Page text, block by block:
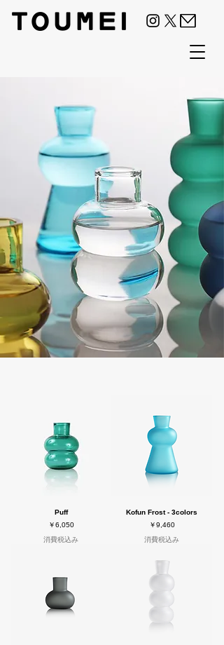
Puff
価格
￥6,050
消費税込み
Kofun Frost - 3colors
価格
￥9,460
消費税込み